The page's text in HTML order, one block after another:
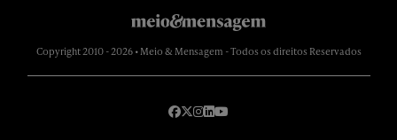
Copyright 2010 - 2026 • Meio & Mensagem - Todos os direitos Reservados